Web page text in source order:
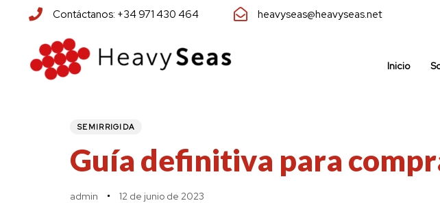
navigation
Contáctanos: +34 971 430 464 heavyseas@heavyseas.net
Inicio
SEMIRRIGIDA
Guía definitiva para
admin 12 de junio de 2023